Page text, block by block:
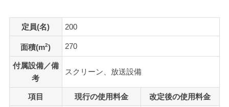
定員(名) 200
面積(m2) 270
付属設備／備
考
スクリーン、放送設備
項目 現行の使用料金 改定後の使用料金